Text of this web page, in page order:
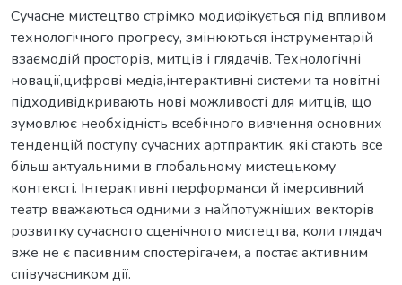
Сучасне мистецтво стрімко модифікується під впливом
технологічного прогресу, змінюються інструментарій
взаємодій просторів, митців і глядачів. Технологічні
новації,цифрові медіа,інтерактивні системи та новітні
підходивідкривають нові можливості для митців, що
зумовлює необхідність всебічного вивчення основних
тенденцій поступу сучасних артпрактик, які стають все
більш актуальними в глобальному мистецькому
контексті. Інтерактивні перформанси й імерсивний
театр вважаються одними з найпотужніших векторів
розвитку сучасного сценічного мистецтва, коли глядач
вже не є пасивним спостерігачем, а постає активним
співучасником дії.